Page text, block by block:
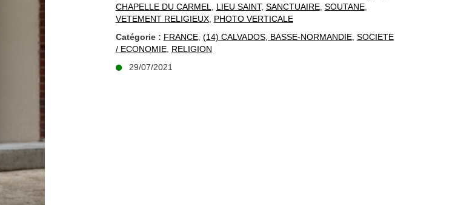
CHAPELLE DU CARMEL
LIEU SAINT, SANCTUAIRE, SOUTANE,
VETEMENT RELIGIEUX, PHOTO VERTICALE
Catégorie : FRANCE, (14) CALVADOS, BASSE-NORMANDIE, SOCIETE
/ ECONOMIE, RELIGION
29/07/2021